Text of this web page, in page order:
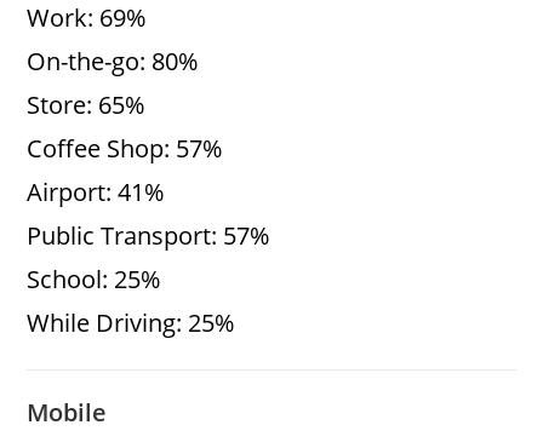
Work: 69%
On-the-go: 80%
Store: 65%
Coffee Shop: 57%
Airport: 41%
Public Transport: 57%
School: 25%
While Driving: 25%
Mobile